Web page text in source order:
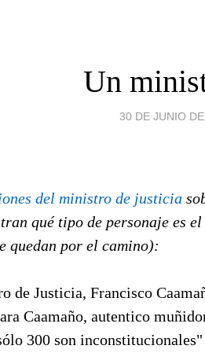
Un
30 DE JUNIO
del ministro de justicia
qué tipo de personaje es
quedan por el camino):
de Justicia, Francisco
Caamaño, autentico
300 son